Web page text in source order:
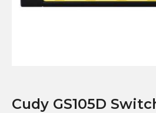
Cudy GS105D